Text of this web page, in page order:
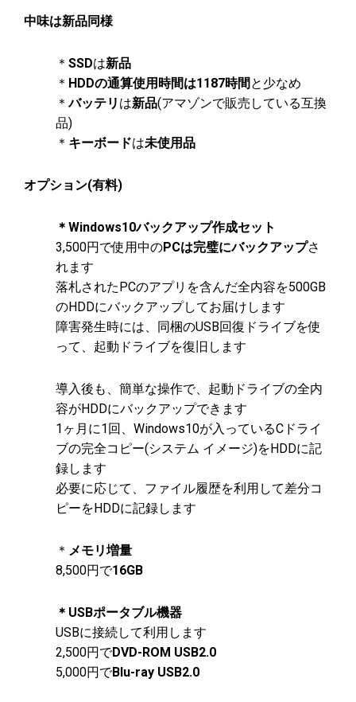
中味は新品同様
＊ SSDは新品
＊ HDDの通算使用時間は1187時間 と少なめ
＊バッテリ は新品(アマゾンで販売している互換
品)
＊ キーボードは未使用品
オプション(有料)
＊Windows10バックアップ作成セット
3,500円で使用中のPCは完璧にバックアップさ
れます
落札されたPCのアプリを含んだ全内容を500GB
のHDDにバックアップしてお届けします
障害発生時には、同梱のUSB回復ドライブを使
って、起動ドライブを復旧します
導入後も、簡単な操作で、起動ドライブの全内
容がHDDにバックアップできます
1ヶ月に1回、Windows10が入っているCドライ
ブの完全コピー(システム イメージ)をHDDに記
録します
必要に応じて、ファイル履歴を利用して差分コ
ピーをHDDに記録します
＊ メモリ増量
8,500円で16GB
＊USBポータブル機器
USBに接続して利用します
2,500円でDVD-ROM USB2.0
5,000円でBlu-ray USB2.0